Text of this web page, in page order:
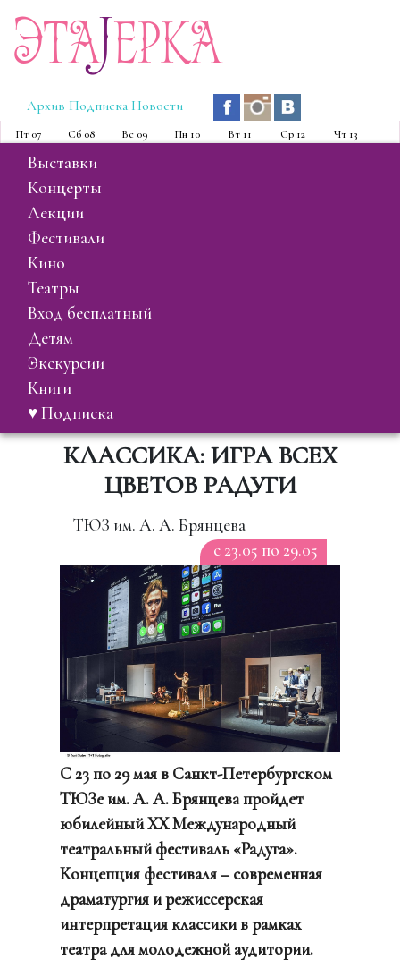
ЭтаJерка
Архив Подписка Новости
Пт 07 Сб 08 Вс 09 Пн 10 Вт 11 Ср 12 Чт 13
выставки
концерты
лекции
фестивали
кино
театры
вход бесплатный
детям
экскурсии
книги
♥ Подписка
КЛАССИКА: ИГРА ВСЕХ
ЦВЕТОВ РАДУГИ
ТЮЗ им. А. А. Брянцева
c 23.05 по 29.05
С 23 по 29 мая в Санкт-Петербургском
ТЮЗе им. А. А. Брянцева пройдет
юбилейный XX Международный
театральный фестиваль «Радуга».
Концепция фестиваля – современная
драматургия и режиссерская
интерпретация классики в рамках
театра для молодежной аудитории.